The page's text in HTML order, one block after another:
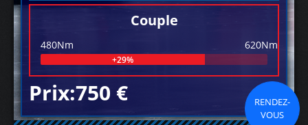
Couple
480Nm 620Nm
+29%
Prix:750 €
RENDEZ-
VOUS